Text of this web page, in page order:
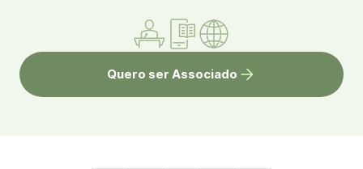
Quero ser Associado